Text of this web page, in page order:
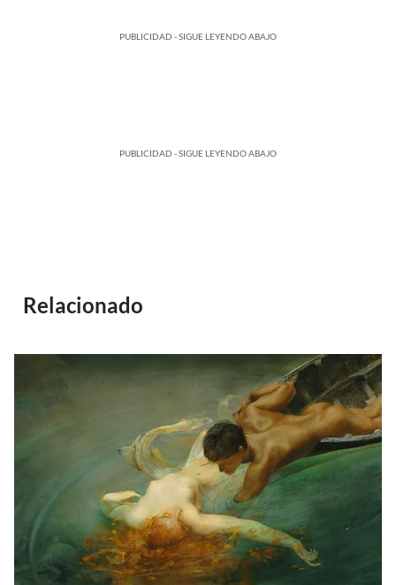
PUBLICIDAD - SIGUE LEYENDO ABAJO
PUBLICIDAD - SIGUE LEYENDO ABAJO
Relacionado